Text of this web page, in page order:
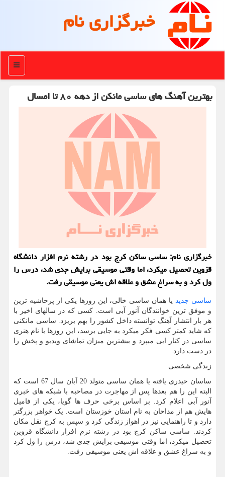
خبرگزاری نام
منو
بهترین آهنگ های ساسی مانکن از دهه ۸۰ تا امسال
خبرگزاری نام: ساسی ساکن کرج بود در رشته نرم افزار دانشگاه
قزوین تحصیل میکرد، اما وقتی موسیقی برایش جدی شد، درس را
ول کرد و به سراغ عشق و علاقه اش یعنی موسیقی رفت.
ساسی جدید یا همان ساسی خالی، این روزها یکی از پرحاشیه ترین
و موفق ترین خوانندگان آنور آبی است. کسی که در سالهای اخیر با
هر بار انتشار آهنگ توانسته داخل کشور را بهم بریزد. ساسی مانکنی
که شاید کمتر کسی فکر میکرد به جایی برسد، این روزها با نام هنری
ساسی در کنار ابی میپرد و بیشترین میزان تماشای ویدیو و پخش را
در دست دارد.
زندگی شخصی
ساسان حیدری یافته یا همان ساسی متولد 20 آبان سال 67 است که
البته این را هم بعدها پس از مهاجرت در مصاحبه با شبکه های خبری
آنور آبی اعلام کرد. بر اساس برخی حرف ها گویا، یکی از فامیل
هایش هم از مداحان به نام استان خوزستان است. یک خواهر بزرگتر
دارد و تا راهنمایی نیز در اهواز زندگی کرد و سپس به کرج نقل مکان
کردند. ساسی ساکن کرج بود در رشته نرم افزار دانشگاه قزوین
تحصیل میکرد، اما وقتی موسیقی برایش جدی شد، درس را ول کرد
و به سراغ عشق و علاقه اش یعنی موسیقی رفت.